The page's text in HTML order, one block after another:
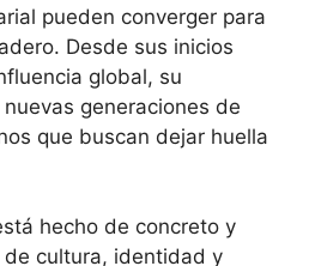
pueden converger para
Desde sus inicios
global, su
generaciones de
que buscan dejar huella
hecho de concreto y
cultura, identidad y